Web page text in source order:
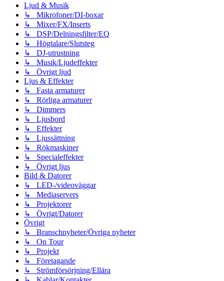
Ljud & Musik
↳ Mikrofoner/DI-boxar
↳ Mixer/FX/Inserts
↳ DSP/Delningsfilter/EQ
↳ Högtalare/Slutsteg
↳ DJ-utrustning
↳ Musik/Ljudeffekter
↳ Övrigt ljud
Ljus & Effekter
↳ Fasta armaturer
↳ Rörliga armaturer
↳ Dimmers
↳ Ljusbord
↳ Effekter
↳ Ljussättning
↳ Rökmaskiner
↳ Specialeffekter
↳ Övrigt ljus
Bild & Datorer
↳ LED-/videoväggar
↳ Mediaservers
↳ Projektorer
↳ Övrigt/Datorer
Övrigt
↳ Branschnyheter/Övriga nyheter
↳ On Tour
↳ Projekt
↳ Företagande
↳ Strömförsörjning/Ellära